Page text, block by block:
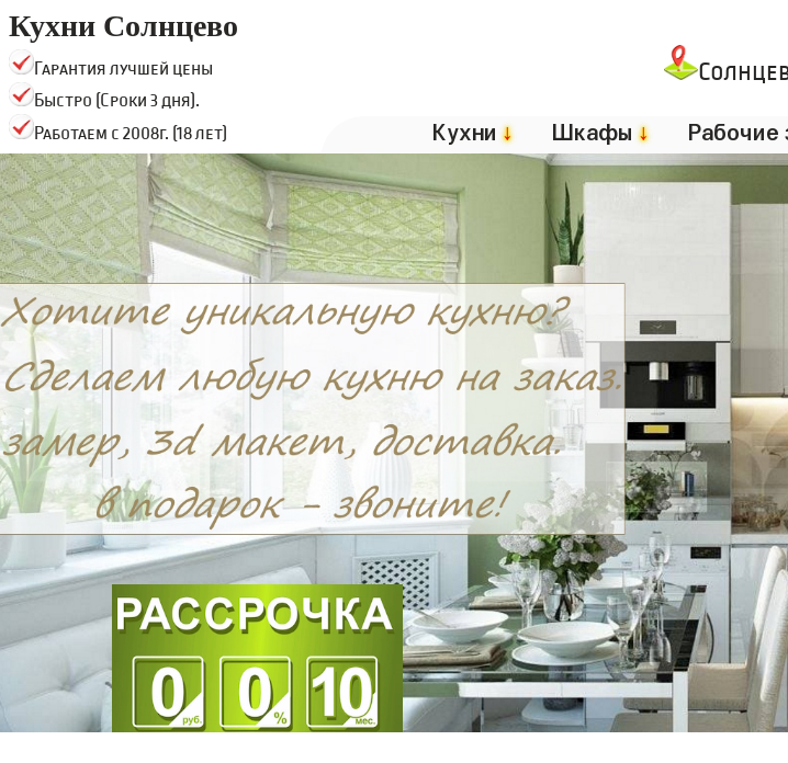
Кухни Солнцево
Гарантия лучшей цены
Быстро (Сроки 3 дня).
Работаем с 2008г. (18 лет)
Кухни↓ Шкафы↓ Рабочие